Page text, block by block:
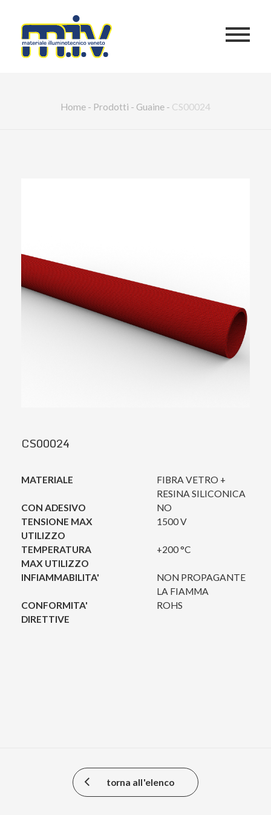
Home- Prodotti - Guaine - CS00024
CS00024
MATERIALE
FIBRA VETRO +
RESINA SILICONICA
CON ADESIVO
NO
TENSIONE MAX
UTILIZZO
1500 V
TEMPERATURA
MAX UTILIZZO
+200 °C
INFIAMMABILITA'
NON PROPAGANTE
LA FIAMMA
CONFORMITA'
DIRETTIVE
ROHS
torna all'elenco